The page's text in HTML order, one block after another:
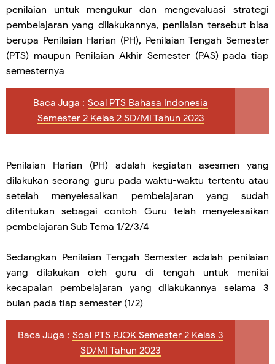
penilaian untuk mengukur dan mengevaluasi strategi
pembelajaran yang dilakukannya, penilaian tersebut bisa
berupa Penilaian Harian (PH), Penilaian Tengah Semester
(PTS) maupun Penilaian Akhir Semester (PAS) pada tiap
semesternya
Baca Juga : Soal PTS Bahasa Indonesia
Semester 2 Kelas 2 SD/MI Tahun 2023
Penilaian Harian (PH) adalah kegiatan asesmen yang
dilakukan seorang guru pada waktu-waktu tertentu atau
setelah menyelesaikan pembelajaran yang sudah
ditentukan sebagai contoh Guru telah menyelesaikan
pembelajaran Sub Tema 1/2/3/4
Sedangkan Penilaian Tengah Semester adalah penilaian
yang dilakukan oleh guru di tengah untuk menilai
kecapaian pembelajaran yang dilakukannya selama 3
bulan pada tiap semester (1/2)
Baca Juga : Soal PTS PJOK Semester 2 Kelas 3
SD/MI Tahun 2023